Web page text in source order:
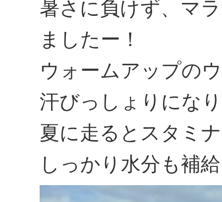
暑さに負けず、マ
ましたー！
ウォームアップの
汗びっしょりにな
夏に走るとスタミ
しっかり水分も補